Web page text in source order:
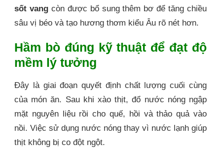
sốt vangcòn được bổ sung thêm bơ để tăng chiều
sâu vị béo và tạo hương thơm kiểu Âu rõ nét hơn.
Hầm bò đúng kỹ thuật để đạt độ
mềm lý tưởng
Đây là giai đoạn quyết định chất lượng cuối cùng
của món ăn. Sau khi xào thịt, đổ nước nóng ngập
mặt nguyên liệu rồi cho quế, hồi và thảo quả vào
nồi. Việc sử dụng nước nóng thay vì nước lạnh giúp
thịt không bị co đột ngột.